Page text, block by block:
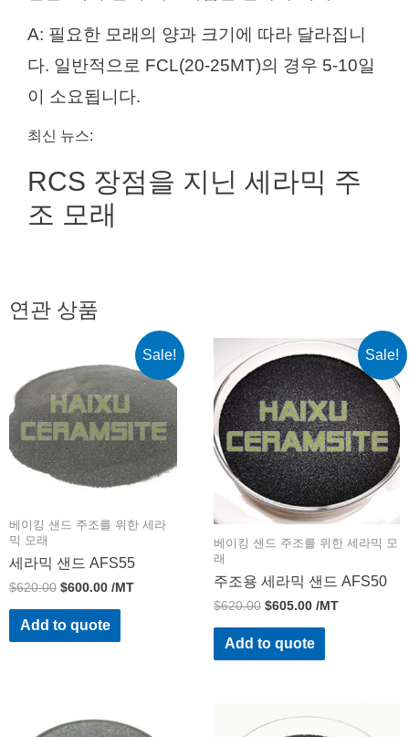
A: 필요한 모래의 양과 크기에 따라 달라집니
다. 일반적으로 FCL(20-25MT)의 경우 5-10일
이 소요됩니다.
최신 뉴스:
RCS 장점을 지닌 세라믹 주
조 모래
연관 상품
Sale!
베이킹 샌드 주조를 위한 세라
믹 모래
세라믹 샌드 AFS55
$620.00 $600.00 /MT
Add to quote
Sale!
베이킹 샌드 주조를 위한 세라믹 모
래
주조용 세라믹 샌드 AFS50
$620.00 $605.00 /MT
Add to quote